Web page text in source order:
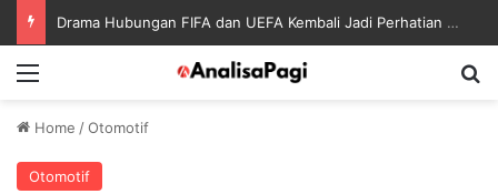
Drama Hubungan FIFA dan UEFA Kembali Jadi Perhatian Dunia Sepak Bola
Home /Otomotif
Otomotif